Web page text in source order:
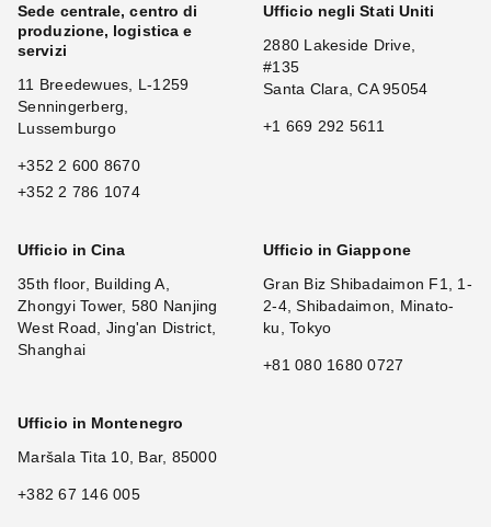
Sede centrale, centro di
produzione, logistica e
servizi
11 Breedewues, L-1259
Senningerberg,
Lussemburgo
+352 2 600 8670
+352 2 786 1074
Ufficio negli Stati Uniti
2880 Lakeside Drive,
#135
Santa Clara, CA 95054
+1 669 292 5611
Ufficio in Cina
35th floor, Building A,
Zhongyi Tower, 580 Nanjing
West Road, Jing'an District,
Shanghai
Ufficio in Giappone
Gran Biz Shibadaimon F1, 1-
2-4, Shibadaimon, Minato-
ku, Tokyo
+81 080 1680 0727
Ufficio in Montenegro
Maršala Tita 10, Bar, 85000
+382 67 146 005